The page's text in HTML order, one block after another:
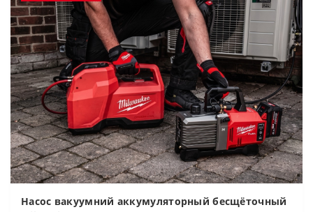
Насос вакуумний аккумуляторный бесщёточный